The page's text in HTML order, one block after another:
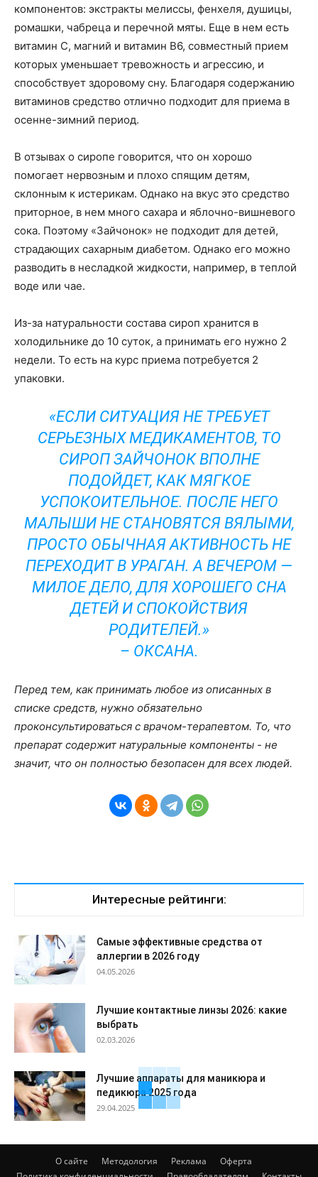
компонентов: экстракты мелиссы, фенхеля, душицы,
ромашки, чабреца и перечной мяты. Еще в нем есть
витамин С, магний и витамин В6, совместный прием
которых уменьшает тревожность и агрессию, и
способствует здоровому сну. Благодаря содержанию
витаминов средство отлично подходит для приема в
осенне-зимний период.
В отзывах о сиропе говорится, что он хорошо
помогает нервозным и плохо спящим детям,
склонным к истерикам. Однако на вкус это средство
приторное, в нем много сахара и яблочно-вишневого
сока. Поэтому «Зайчонок» не подходит для детей,
страдающих сахарным диабетом. Однако его можно
разводить в несладкой жидкости, например, в теплой
воде или чае.
Из-за натуральности состава сироп хранится в
холодильнике до 10 суток, а принимать его нужно 2
недели. То есть на курс приема потребуется 2
упаковки.
«ЕСЛИ СИТУАЦИЯ НЕ ТРЕБУЕТ
СЕРЬЕЗНЫХ МЕДИКАМЕНТОВ, ТО
СИРОП ЗАЙЧОНОК ВПОЛНЕ
ПОДОЙДЕТ, КАК МЯГКОЕ
УСПОКОИТЕЛЬНОЕ. ПОСЛЕ НЕГО
МАЛЫШИ НЕ СТАНОВЯТСЯ ВЯЛЫМИ,
ПРОСТО ОБЫЧНАЯ АКТИВНОСТЬ НЕ
ПЕРЕХОДИТ В УРАГАН. А ВЕЧЕРОМ —
МИЛОЕ ДЕЛО, ДЛЯ ХОРОШЕГО СНА
ДЕТЕЙ И СПОКОЙСТВИЯ
РОДИТЕЛЕЙ.»
– ОКСАНА.
Перед тем, как принимать любое из описанных в
списке средств, нужно обязательно
проконсультироваться с врачом-терапевтом. То, что
препарат содержит натуральные компоненты - не
значит, что он полностью безопасен для всех людей.
Интересные рейтинги:
Самые эффективные средства от
аллергии в 2026 году
04.05.2026
Лучшие контактные линзы 2026: какие
выбрать
02.03.2026
Лучшие аппараты для маникюра и
педикюра 2025 года
29.04.2025
О сайте Методология Реклама
Оферта